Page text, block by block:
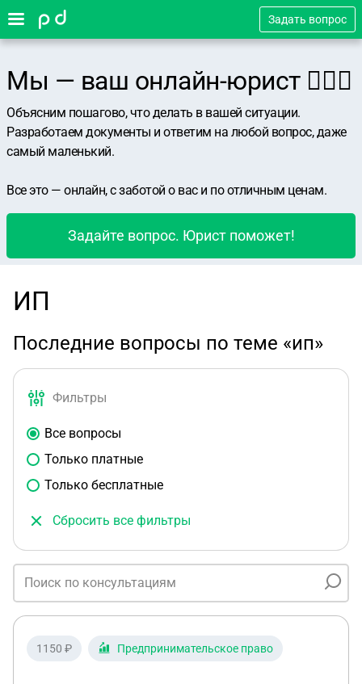
Задать вопрос
Мы — ваш онлайн-юрист 👨🏻‍⚖️
Объясним пошагово, что делать в вашей ситуации.
Разработаем документы и ответим на любой вопрос, даже
самый маленький.
Все это — онлайн, с заботой о вас и по отличным ценам.
Задайте вопрос. Юрист поможет!
ИП
Последние вопросы по теме «ип»
Фильтры
Все вопросы
Только платные
Только бесплатные
Сбросить все фильтры
1150 ₽ Предпринимательское право